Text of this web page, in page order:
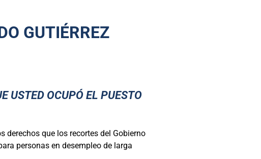
GUTIÉRREZ
USTED OCUPÓ EL PUESTO
derechos que los recortes del Gobierno
personas en desempleo de larga